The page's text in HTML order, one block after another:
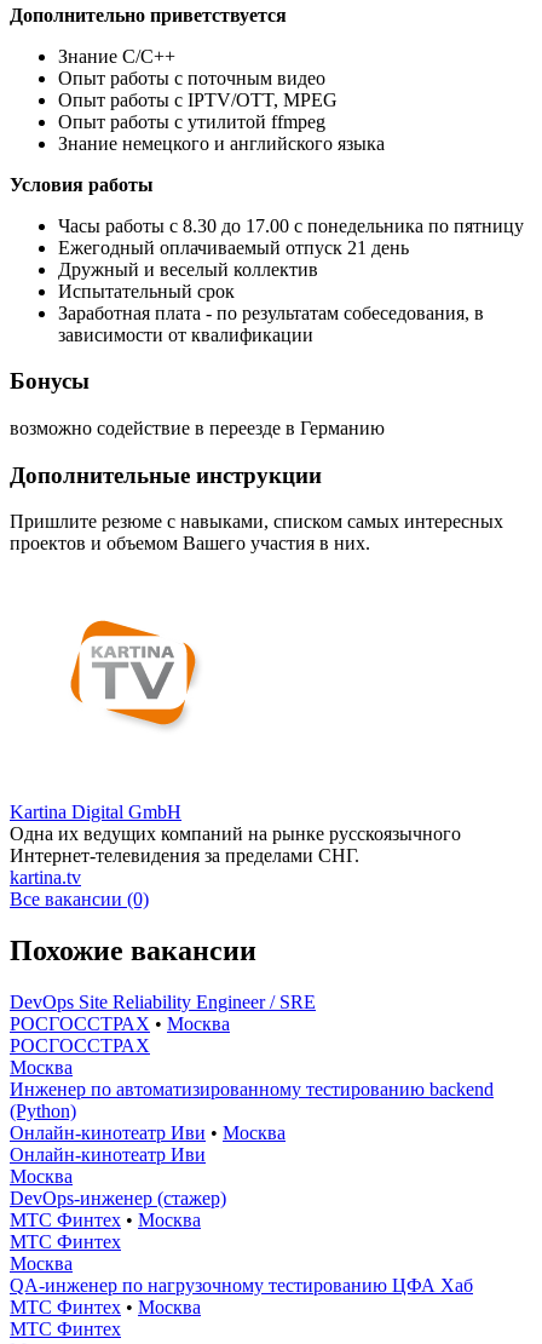
Дополнительно приветствуется
Знание С/C++
Опыт работы с поточным видео
Опыт работы с IPTV/OTT, MPEG
Опыт работы с утилитой ffmpeg
Знание немецкого и английского языка
Условия работы
Часы работы с 8.30 до 17.00 с понедельника по пятницу
Ежегодный оплачиваемый отпуск 21 день
Дружный и веселый коллектив
Испытательный срок
Заработная плата - по результатам собеседования, в
зависимости от квалификации
Бонусы
возможно содействие в переезде в Германию
Дополнительные инструкции
Пришлите резюме с навыками, списком самых интересных
проектов и объемом Вашего участия в них.
Kartina Digital GmbH
Одна их ведущих компаний на рынке русскоязычного
Интернет-телевидения за пределами СНГ.
kartina.tv
Все вакансии (0)
Похожие вакансии
DevOps Site Reliability Engineer / SRE
РОСГОССТРАХ • Москва
РОСГОССТРАХ
Москва
Инженер по автоматизированному тестированию backend
(Python)
Онлайн-кинотеатр Иви • Москва
Онлайн-кинотеатр Иви
Москва
DevOps-инженер (стажер)
МТС Финтех • Москва
МТС Финтех
Москва
QA-инженер по нагрузочному тестированию ЦФА Хаб
МТС Финтех • Москва
МТС Финтех